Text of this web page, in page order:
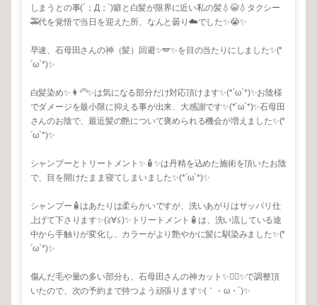
しまうとの事(´；Д；`)癖と白髪が限界に近い私の髪💧😭💧タクシー
🚕代を覚悟で当日を迎えた所、なんと曇り☁️でした✨😭✨
早速、石母田さんの神（髪）回避✨🪽✨を目の当たりにしました✨(*
´ω`*)✨
白髪染め✨👩‍🦳✨は気になる部分だけ対応頂けます✨(*´ω`*)✨お陰様
でダメージを最小限に抑える事が出来、大感謝です✨(*´ω`*)✨石母田
さんのお陰で、最近髪の艶について褒められる機会が増えました✨(*
´ω`*)✨
シャンプーとトリートメント✨🧴✨は丹精を込めた施術を頂いたお陰
で、目を開けたまま寝てしまいました✨(*´ω`*)✨
シャンプー🧴はあたりは柔らかいですが、洗いあがりはサッパリ仕
上げて下さります✨(≧∀≦)✨トリートメント🧴は、洗い流している途
中から手触りが変化し、カラーがより艶やかに髪に馴染みました✨(*
´ω`*)✨
傷んだ毛や量の多い部分も、石母田さんの神カット✨💇‍♀️✨で調整頂
いたので、次の予約まで持つよう頑張ります✨(｀・ω・´)✨